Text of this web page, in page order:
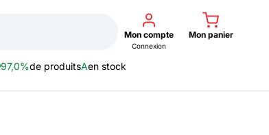
Mon compte
Connexion
Mon panier
97,0%de produitsAen stock